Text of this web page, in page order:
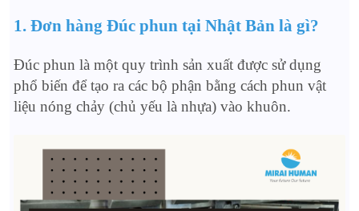
1. Đơn hàng Đúc phun tại Nhật Bản là gì?
Đúc phun là một quy trình sản xuất được sử dụng
phổ biến để tạo ra các bộ phận bằng cách phun vật
liệu nóng chảy (chủ yếu là nhựa) vào khuôn.